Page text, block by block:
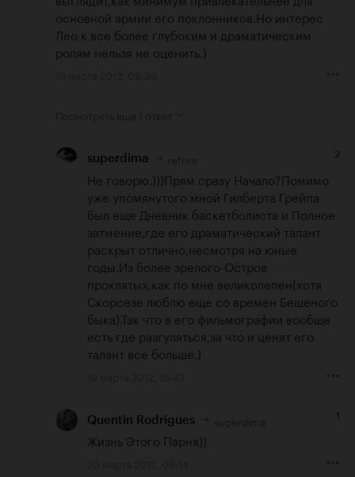
основной армии его поклонников.Но интерес
Лео к все более глубоким и драматическим
ролям нельзя не оценить.)
superdima 2
Не говорю.)))Прям сразу Начало?Помимо
уже упомянутого мной Гилберта Грейпа
был еще Дневник баскетболиста и Полное
затмение,где его драматический талант
раскрыт отлично,несмотря на юные
годы.Из более зрелого-Остров
проклятых,как по мне великолепен(хотя
Скорсезе люблю еще со времен Бешеного
быка).Так что в его фильмографии вообще
есть где разгуляться,за что и ценят его
талант все больше.)
Quentin Rodrigues 1
Жизнь Этого Парня))